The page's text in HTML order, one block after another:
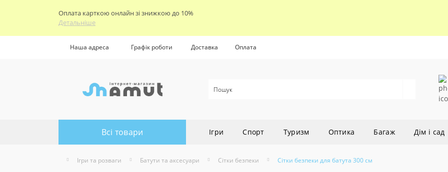
Оплата карткою онлайн зі знижкою до 10%
Детальніше
Наша адреса Графік роботи Доставка Оплата
Всі товари Ігри Cпорт Туризм Оптика Багаж Дім і сад
Ігри та розваги Батути та аксесуари Сітки безпеки Сітки безпеки для батута 300 см